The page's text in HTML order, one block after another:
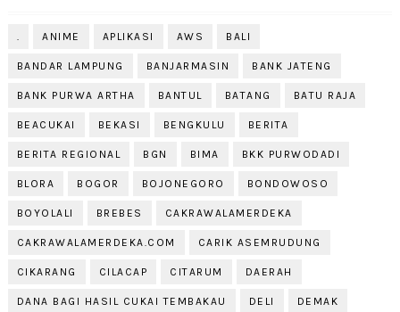
. ANIME APLIKASI AWS BALI
BANDAR LAMPUNG BANJARMASIN BANK JATENG
BANK PURWA ARTHA BANTUL BATANG BATU RAJA
BEACUKAI BEKASI BENGKULU BERITA
BERITA REGIONAL BGN BIMA BKK PURWODADI
BLORA BOGOR BOJONEGORO BONDOWOSO
BOYOLALI BREBES CAKRAWALAMERDEKA
CAKRAWALAMERDEKA.COM CARIK ASEMRUDUNG
CIKARANG CILACAP CITARUM DAERAH
DANA BAGI HASIL CUKAI TEMBAKAU DELI DEMAK